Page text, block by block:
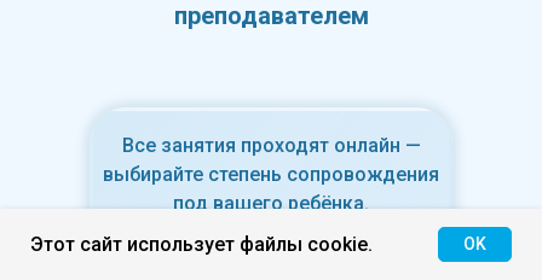
преподавателем
Все занятия проходят онлайн —
выбирайте степень сопровождения
под вашего ребёнка.
Можно начать с одного формата и
позже переключиться без потерь.
Этот сайт использует файлы cookie. OK